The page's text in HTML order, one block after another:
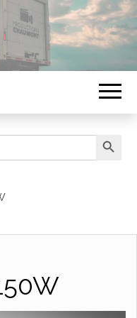
Search Button